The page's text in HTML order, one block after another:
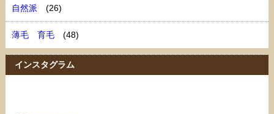
自然派 (26)
薄毛 育毛 (48)
インスタグラム